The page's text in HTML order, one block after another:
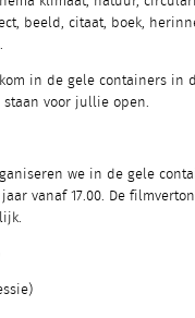
beeld, citaat, boek,
in de gele containers in
staan voor jullie open.
we in de gele
vanaf 17.00. De